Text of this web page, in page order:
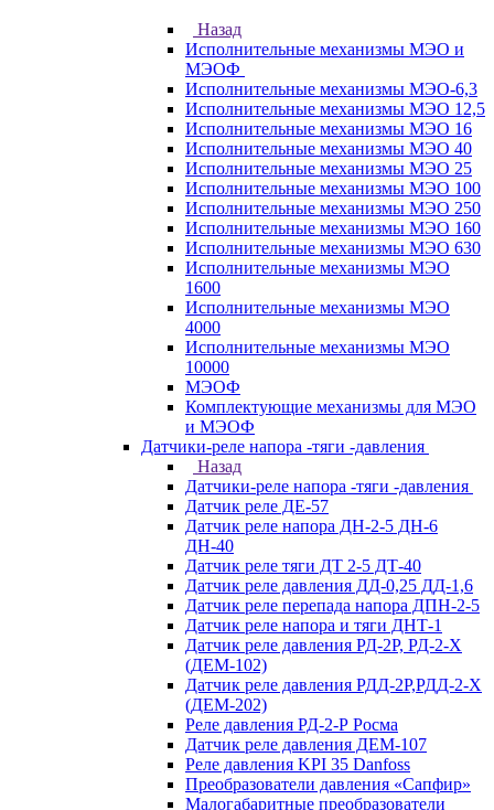
Назад
Исполнительные механизмы МЭО и
МЭОФ
Исполнительные механизмы МЭО-6,3
Исполнительные механизмы МЭО 12,5
Исполнительные механизмы МЭО 16
Исполнительные механизмы МЭО 40
Исполнительные механизмы МЭО 25
Исполнительные механизмы МЭО 100
Исполнительные механизмы МЭО 250
Исполнительные механизмы МЭО 160
Исполнительные механизмы МЭО 630
Исполнительные механизмы МЭО
1600
Исполнительные механизмы МЭО
4000
Исполнительные механизмы МЭО
10000
МЭОФ
Комплектующие механизмы для МЭО
и МЭОФ
Датчики-реле напора -тяги -давления
Назад
Датчики-реле напора -тяги -давления
Датчик реле ДЕ-57
Датчик реле напора ДН-2-5 ДН-6
ДН-40
Датчик реле тяги ДТ 2-5 ДТ-40
Датчик реле давления ДД-0,25 ДД-1,6
Датчик реле перепада напора ДПН-2-5
Датчик реле напора и тяги ДНТ-1
Датчик реле давления РД-2Р, РД-2-Х
(ДЕМ-102)
Датчик реле давления РДД-2Р,РДД-2-Х
(ДЕМ-202)
Реле давления РД-2-Р Росма
Датчик реле давления ДЕМ-107
Реле давления KPI 35 Danfoss
Преобразователи давления «Сапфир»
Малогабаритные преобразователи